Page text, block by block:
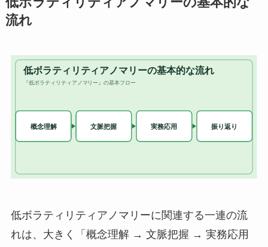
流れ
低ボラティリティアノマリーに関連する一連の流
れは、大きく「概念理解 → 文脈把握 → 実務応用